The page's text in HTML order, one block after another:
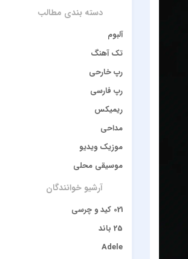
دسته بندی مطالب
آلبوم
تک آهنگ
رپ خارحی
رپ فارسی
ریمیکس
مداحی
موزیک ویدیو
موسیقی محلی
آرشیو خوانندگان
021 کید و چرسی
25 باند
Adele